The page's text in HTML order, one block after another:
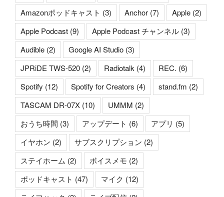
Amazonポッドキャスト (3) Anchor (7) Apple (2)
Apple Podcast (9) Apple Podcast チャンネル (3)
Audible (2) Google AI Studio (3)
JPRiDE TWS-520 (2) Radiotalk (4) REC. (6)
Spotify (12) Spotify for Creators (4) stand.fm (2)
TASCAM DR-07X (10) UMMM (2)
おうち時間 (3) アップデート (6) アプリ (5)
イヤホン (2) サブスクリプション (2)
ステイホーム (2) ボイスメモ (2)
ポッドキャスト (47) マイク (12)